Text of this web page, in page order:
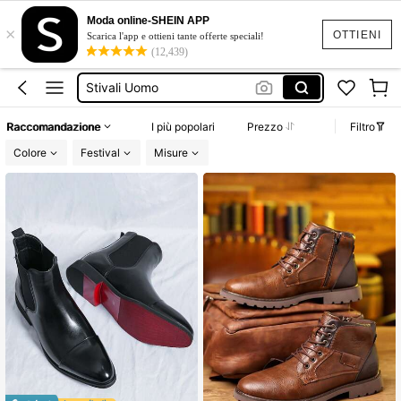
OTTIENI
×
Moda online-SHEIN APP
Scarica l'app e ottieni tante offerte speciali!
(12,439)
Scarpe Uomo
Anfibi Uomo
Stivali Uomo
Stivaletti Uomo
Raccomandazione I più popolari Prezzo
Filtro
Colore
Festival Misure